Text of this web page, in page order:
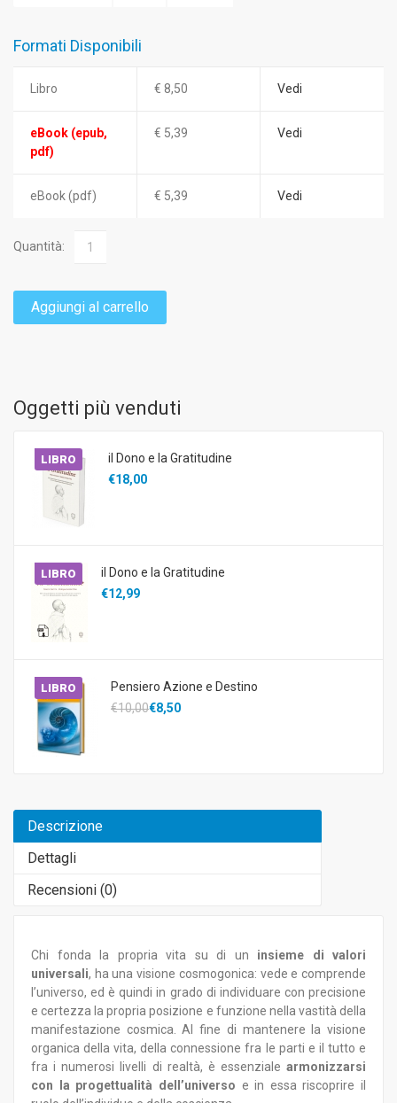
Formati Disponibili
Libro € 8,50 Vedi
eBook (epub,
pdf)
€ 5,39 Vedi
eBook (pdf) € 5,39 Vedi
Quantità:
Aggiungi al carrello
Oggetti più venduti
LIBRO
il Dono e la Gratitudine
€18,00
LIBRO
il Dono e la Gratitudine
€12,99
LIBRO
Pensiero Azione e Destino
€10,00€8,50
Descrizione
Dettagli
Recensioni (0)
Chi fonda la propria vita su di un insieme di valori
universali, ha una visione cosmogonica: vede e comprende
l’universo, ed è quindi in grado di individuare con precisione
e certezza la propria posizione e funzione nella vastità della
manifestazione cosmica. Al fine di mantenere la visione
organica della vita, della connessione fra le parti e il tutto e
fra i numerosi livelli di realtà, è essenziale armonizzarsi
con la progettualità dell’universo e in essa riscoprire il